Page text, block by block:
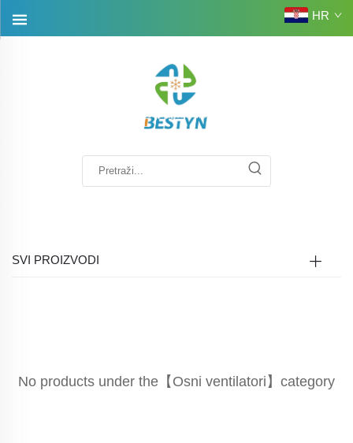
HR
SVI PROIZVODI
No products under the【Osni ventilatori】category